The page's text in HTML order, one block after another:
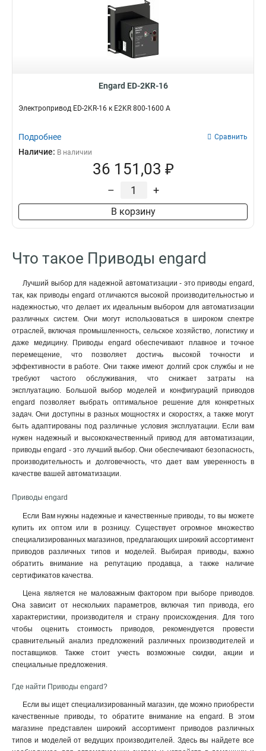
Engard ED-2KR-16
Электропривод ED-2KR-16 к E2KR 800-1600 А
Подробнее Сравнить
Наличие: В наличии
36 151,03 ₽
– +
В корзину
Что такое Приводы engard
Лучший выбор для надежной автоматизации - это приводы engard,
так, как приводы engard отличаются высокой производительностью и
надежностью, что делает их идеальным выбором для автоматизации
различных систем. Они могут использоваться в широком спектре
отраслей, включая промышленность, сельское хозяйство, логистику и
даже медицину. Приводы engard обеспечивают плавное и точное
перемещение, что позволяет достичь высокой точности и
эффективности в работе. Они также имеют долгий срок службы и не
требуют частого обслуживания, что снижает затраты на
эксплуатацию. Большой выбор моделей и конфигураций приводов
engard позволяет выбрать оптимальное решение для конкретных
задач. Они доступны в разных мощностях и скоростях, а также могут
быть адаптированы под различные условия эксплуатации. Если вам
нужен надежный и высококачественный привод для автоматизации,
приводы engard - это лучший выбор. Они обеспечивают безопасность,
производительность и долговечность, что дает вам уверенность в
качестве вашей автоматизации.
Приводы engard
Если Вам нужны надежные и качественные приводы, то вы можете
купить их оптом или в розницу. Существует огромное множество
специализированных магазинов, предлагающих широкий ассортимент
приводов различных типов и моделей. Выбирая приводы, важно
обратить внимание на репутацию продавца, а также наличие
сертификатов качества.
Цена является не маловажным фактором при выборе приводов.
Она зависит от нескольких параметров, включая тип привода, его
характеристики, производителя и страну происхождения. Для того
чтобы оценить стоимость приводов, рекомендуется провести
сравнительный анализ предложений различных производителей и
поставщиков. Также стоит учесть возможные скидки, акции и
специальные предложения.
Где найти Приводы engard?
Если вы ищет специализированный магазин, где можно приобрести
качественные приводы, то обратите внимание на engard. В этом
магазине представлен широкий ассортимент приводов различных
типов и моделей от ведущих производителей. Здесь вы найдете все